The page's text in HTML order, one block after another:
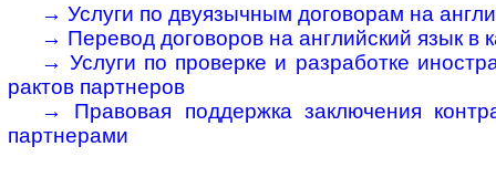
→ Услуги по двуязычным договорам на
→ Перевод договоров на анг­лий­ский язык в
→ Услуги по проверке и разработке
рактов парт­неров
→
Правовая поддержка заключения
парт­нерами